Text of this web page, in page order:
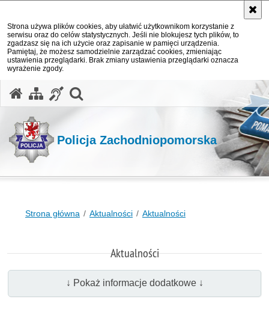
Strona używa plików cookies, aby ułatwić użytkownikom korzystanie z
serwisu oraz do celów statystycznych. Jeśli nie blokujesz tych plików, to
zgadzasz się na ich użycie oraz zapisanie w pamięci urządzenia.
Pamiętaj, że możesz samodzielnie zarządzać cookies, zmieniając
ustawienia przeglądarki. Brak zmiany ustawienia przeglądarki oznacza
wyrażenie zgody.
Policja Zachodniopomorska
Strona główna Aktualności Aktualności
Aktualności
↓ Pokaż informacje dodatkowe ↓